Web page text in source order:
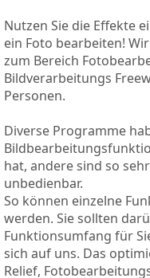
Nutzen Sie die Effekte
ein Foto bearbeiten!
zum Bereich
Bildverarbeitungs
Personen.
Diverse Programme
hat, andere sind so
unbedienbar.
So können einzelne
werden. Sie sollten
Funktionsumfang für
sich auf uns. Das
Relief,